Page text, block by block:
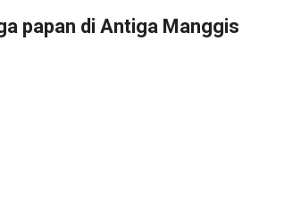
papan di Antiga Manggis